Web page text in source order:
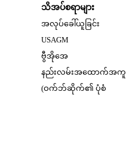
သိအပ်စရာများ
အလုပ်ခေါ်ယူခြင်း
USAGM
ဗွီအိုအေ
နည်းလမ်းအထောက်အကူ
(ဝက်ဘ်ဆိုက်၏ ပုံစံ